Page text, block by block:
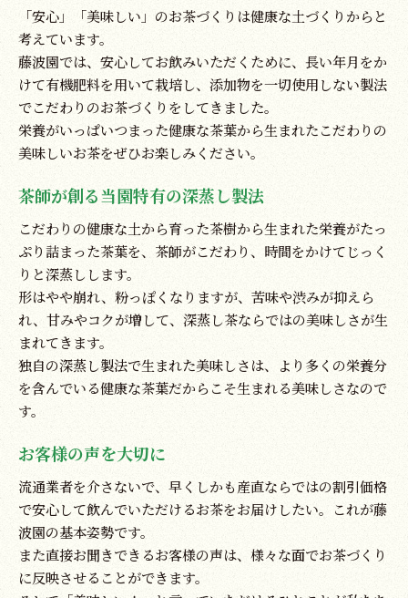
「安心」「美味しい」のお茶づくりは健康な土づくりからと
考えています。
藤波園では、安心してお飲みいただくために、長い年月をか
けて有機肥料を用いて栽培し、添加物を一切使用しない製法
でこだわりのお茶づくりをしてきました。
栄養がいっぱいつまった健康な茶葉から生まれたこだわりの
美味しいお茶をぜひお楽しみください。
茶師が創る当園特有の深蒸し製法
こだわりの健康な土から育った茶樹から生まれた栄養がたっ
ぷり詰まった茶葉を、茶師がこだわり、時間をかけてじっく
りと深蒸しします。
形はやや崩れ、粉っぽくなりますが、苦味や渋みが抑えら
れ、甘みやコクが増して、深蒸し茶ならではの美味しさが生
まれてきます。
独自の深蒸し製法で生まれた美味しさは、より多くの栄養分
を含んでいる健康な茶葉だからこそ生まれる美味しさなので
す。
お客様の声を大切に
流通業者を介さないで、早くしかも産直ならではの割引価格
で安心して飲んでいただけるお茶をお届けしたい。これが藤
波園の基本姿勢です。
また直接お聞きできるお客様の声は、様々な面でお茶づくり
に反映させることができます。